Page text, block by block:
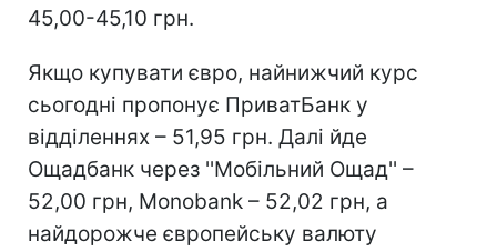
45,00-45,10 грн.
Якщо купувати євро, найнижчий курс
сьогодні пропонує ПриватБанк у
відділеннях – 51,95 грн. Далі йде
Ощадбанк через ''Мобільний Ощад'' –
52,00 грн, Monobank – 52,02 грн, а
найдорожче європейську валюту